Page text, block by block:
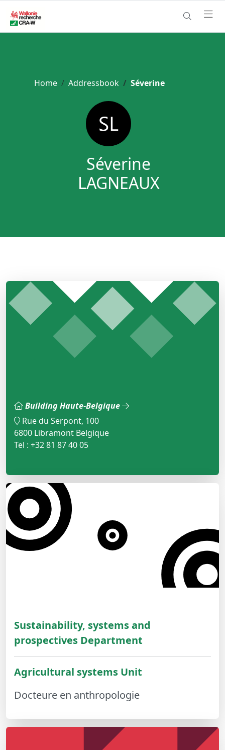
Home Addressbook Séverine
Séverine
LAGNEAUX
Building Haute-Belgique
Rue du Serpont, 100
6800 Libramont Belgique
Tel : +32 81 87 40 05
Sustainability, systems and
prospectives Department
Agricultural systems Unit
Docteure en anthropologie